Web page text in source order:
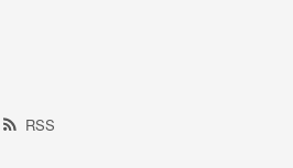
RSS